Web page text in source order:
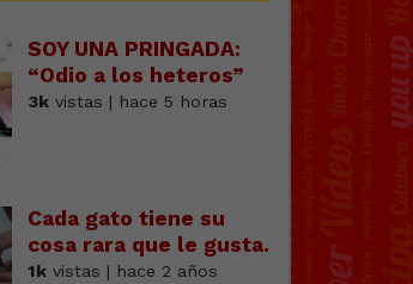
SOY UNA PRINGADA:
“Odio a los heteros”
3kvistas | hace 5 horas
Cada gato tiene su
cosa rara que le gusta.
1kvistas | hace 2 años